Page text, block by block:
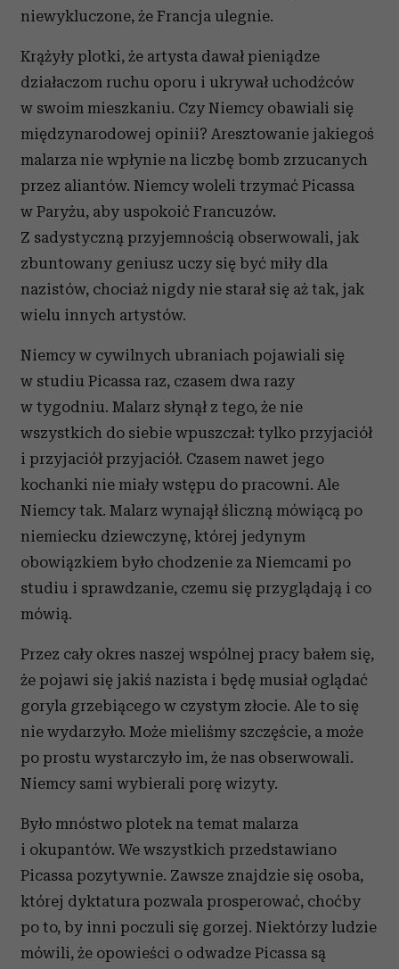
niewykluczone, że Francja ulegnie.
Krążyły plotki, że artysta dawał pieniądze
działaczom ruchu oporu i ukrywał uchodźców
w swoim mieszkaniu. Czy Niemcy obawiali się
międzynarodowej opinii? Aresztowanie jakiegoś
malarza nie wpłynie na liczbę bomb zrzucanych
przez aliantów. Niemcy woleli trzymać Picassa
w Paryżu, aby uspokoić Francuzów.
Z sadystyczną przyjemnością obserwowali, jak
zbuntowany geniusz uczy się być miły dla
nazistów, chociaż nigdy nie starał się aż tak, jak
wielu innych artystów.
Niemcy w cywilnych ubraniach pojawiali się
w studiu Picassa raz, czasem dwa razy
w tygodniu. Malarz słynął z tego, że nie
wszystkich do siebie wpuszczał: tylko przyjaciół
i przyjaciół przyjaciół. Czasem nawet jego
kochanki nie miały wstępu do pracowni. Ale
Niemcy tak. Malarz wynajął śliczną mówiącą po
niemiecku dziewczynę, której jedynym
obowiązkiem było chodzenie za Niemcami po
studiu i sprawdzanie, czemu się przyglądają i co
mówią.
Przez cały okres naszej wspólnej pracy bałem się,
że pojawi się jakiś nazista i będę musiał oglądać
goryla grzebiącego w czystym złocie. Ale to się
nie wydarzyło. Może mieliśmy szczęście, a może
po prostu wystarczyło im, że nas obserwowali.
Niemcy sami wybierali porę wizyty.
Było mnóstwo plotek na temat malarza
i okupantów. We wszystkich przedstawiano
Picassa pozytywnie. Zawsze znajdzie się osoba,
której dyktatura pozwala prosperować, choćby
po to, by inni poczuli się gorzej. Niektórzy ludzie
mówili, że opowieści o odwadze Picassa są